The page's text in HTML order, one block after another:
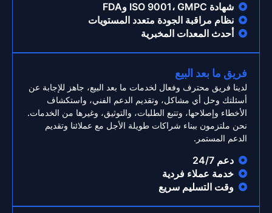
شهادة ISO 9001، GMPC وFDA
نظام مراقبة الجودة متعدد المستويات
أحدث المعدات المخبرية
فريق ما بعد البيع
لدينا فريق محترف وفعال لخدمات ما بعد البيع، جاهز للإجابة عن
أسئلتك وحل أي مشاكل، وتقديم الدعم الفني، واستكشاف
الأخطاء وإصلاحها، وتتبع الطلبات، والتوثيق، وغيرها من الخدمات.
نحن ملتزمون ببناء شراكات طويلة الأجل مع عملائنا وتقديم
الدعم المستمر.
دعم 24/7
خدمة عملاء فردية
وقت التسليم سريع